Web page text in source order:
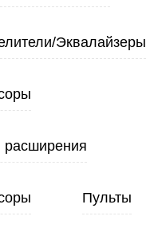
Эквалайзеры
Пульты